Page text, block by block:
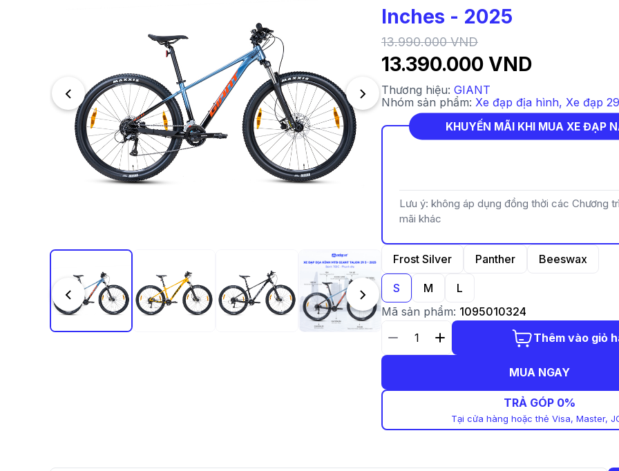
Inches - 2025
13.390.000 VND
13.990.000 VND
Thương hiệu: GIANT
Nhóm sản phẩm: Xe đạp địa hình, Xe đạp
KHUYẾN MÃI KHI MUA XE ĐẠP
Lưu ý: không áp dụng đồng thời các Chương
mãi khác
Frost Silver Panther Beeswax
S M
L
Mã sản phẩm: 1095010324
Thêm vào giỏ
MUA NGAY
TRẢ GÓP 0%
Tại cửa hàng hoặc thẻ Visa, Master,